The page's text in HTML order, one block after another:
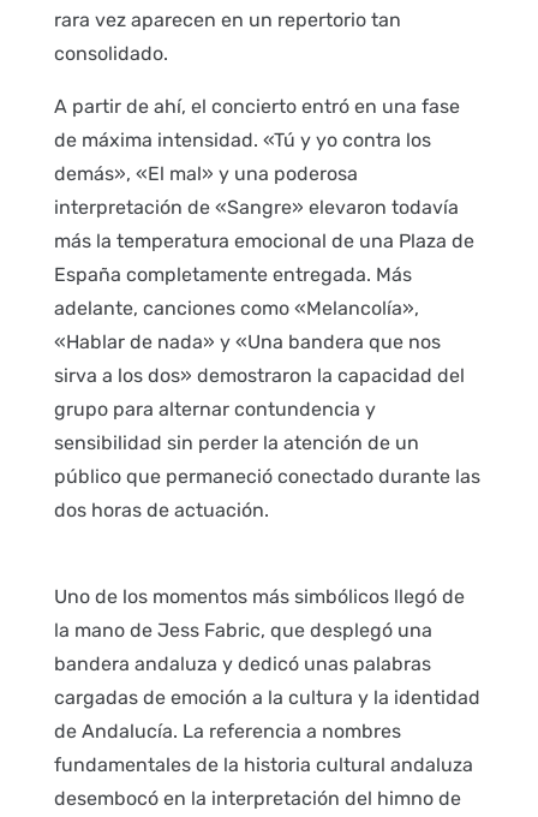
rara vez aparecen en un repertorio tan
consolidado.
A partir de ahí, el concierto entró en una fase
de máxima intensidad. «Tú y yo contra los
demás», «El mal» y una poderosa
interpretación de «Sangre» elevaron todavía
más la temperatura emocional de una Plaza de
España completamente entregada. Más
adelante, canciones como «Melancolía»,
«Hablar de nada» y «Una bandera que nos
sirva a los dos» demostraron la capacidad del
grupo para alternar contundencia y
sensibilidad sin perder la atención de un
público que permaneció conectado durante las
dos horas de actuación.
Uno de los momentos más simbólicos llegó de
la mano de Jess Fabric, que desplegó una
bandera andaluza y dedicó unas palabras
cargadas de emoción a la cultura y la identidad
de Andalucía. La referencia a nombres
fundamentales de la historia cultural andaluza
desembocó en la interpretación del himno de